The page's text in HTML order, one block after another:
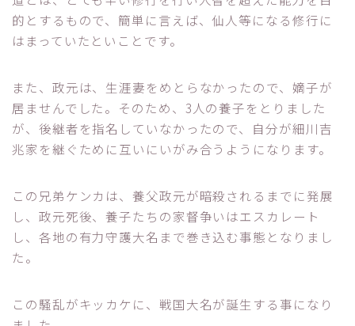
的とするもので、簡単に言えば、仙人等になる修行に
はまっていたといことです。
また、政元は、生涯妻をめとらなかったので、嫡子が
居ませんでした。そのため、3人の養子をとりました
が、後継者を指名していなかったので、自分が細川吉
兆家を継ぐために互いにいがみ合うようになります。
この兄弟ケンカは、養父政元が暗殺されるまでに発展
し、政元死後、養子たちの家督争いはエスカレート
し、各地の有力守護大名まで巻き込む事態となりまし
た。
この騒乱がキッカケに、戦国大名が誕生する事になり